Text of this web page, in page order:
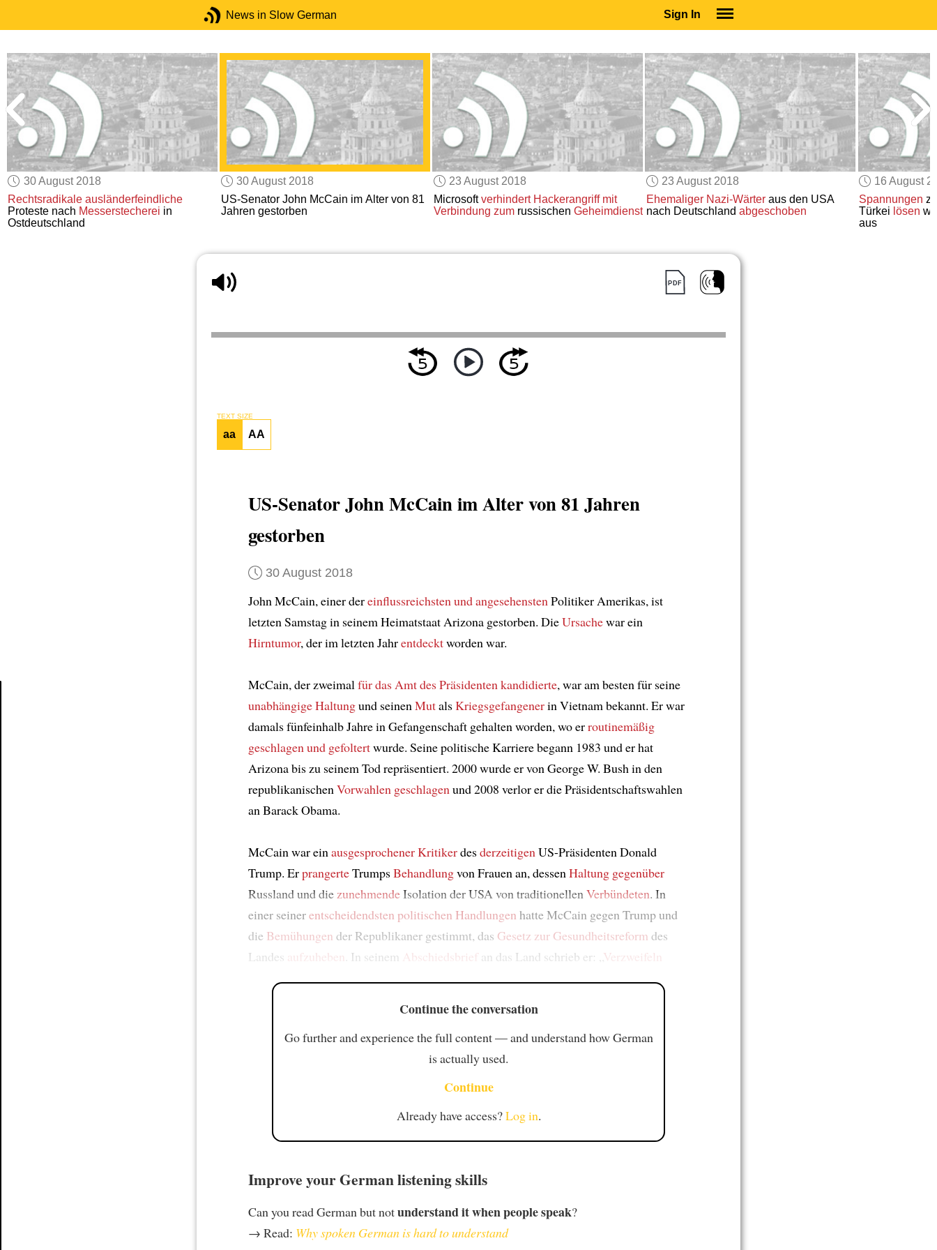
News in Slow German Sign In
SUBSCRIBE
EDUCATIONAL LICENSES
GIFT CARDS
OTHER LANGUAGES
ABOUT US
ALEXA
ADJUST COLORS
30 August 2018
Rechtsradikale ausländerfeindliche
Proteste nach Messerstecherei in
Ostdeutschland
30 August 2018
US-Senator John McCain im Alter von 81
Jahren gestorben
23 August 2018
Microsoftverhindert Hackerangriff mit
Verbindung zumrussischen Geheimdienst
23 August 2018
Ehemaliger Nazi-Wärteraus den USA
nach Deutschland abgeschoben
16 August
Spannungen
Türkei lösen
aus
TEXT SIZE
aa AA
US-Senator John McCain im Alter von 81 Jahren
gestorben
30 August 2018
John McCain, einer dereinflussreichsten und angesehenstenPolitiker Amerikas, ist
letzten Samstag in seinem Heimatstaat Arizona gestorben. DieUrsachewar ein
Hirntumor, der im letzten Jahrentdecktworden war.
McCain, der zweimalfür das Amt des Präsidenten kandidierte, war am besten für seine
unabhängige Haltungund seinenMutalsKriegsgefangenerin Vietnam bekannt. Er war
damals fünfeinhalb Jahre in Gefangenschaft gehalten worden, wo erroutinemäßig
geschlagen und gefoltertwurde. Seine politische Karriere begann 1983 und er hat
Arizona bis zu seinem Tod repräsentiert. 2000 wurde er von George W. Bush in den
republikanischenVorwahlen geschlagenund 2008 verlor er die Präsidentschaftswahlen
an Barack Obama.
McCain war einausgesprochener KritikerdesderzeitigenUS-Präsidenten Donald
Trump. ErprangerteTrumpsBehandlungvon Frauen an, dessenHaltung gegenüber
Russland und diezunehmendeIsolation der USA von traditionellenVerbündeten. In
einer seinerentscheidendsten politischen Handlungen hatte McCain gegen Trump und
die Bemühungen der Republikaner gestimmt, das Gesetz zur Gesundheitsreform des
Landes aufzuheben . In seinem Abschiedsbrief an das Land schrieb er: „ Verzweifeln
Continue the conversation
Go further and experience the full content — and understand how German
is actually used.
Continue
Already have access?Log in.
Improve your German listening skills
Can you read German but notunderstand it when people speak?
→ Read: Why spoken German is hard to understand